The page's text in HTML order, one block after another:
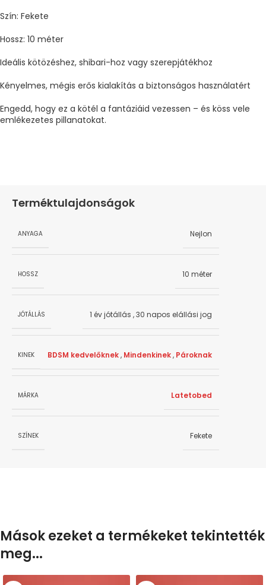
Szín: Fekete
Hossz: 10 méter
Ideális kötözéshez, shibari-hoz vagy szerepjátékhoz
Kényelmes, mégis erős kialakítás a biztonságos használatért
Engedd, hogy ez a kötél a fantáziáid vezessen – és köss vele
emlékezetes pillanatokat.
Terméktulajdonságok
ANYAGA Nejlon
HOSSZ 10 méter
JÓTÁLLÁS 1 év jótállás ,30 napos elállási jog
KINEK BDSM kedvelőknek, Mindenkinek, Pároknak
MÁRKA Latetobed
SZÍNEK Fekete
Mások ezeket a termékeket tekintették
meg...